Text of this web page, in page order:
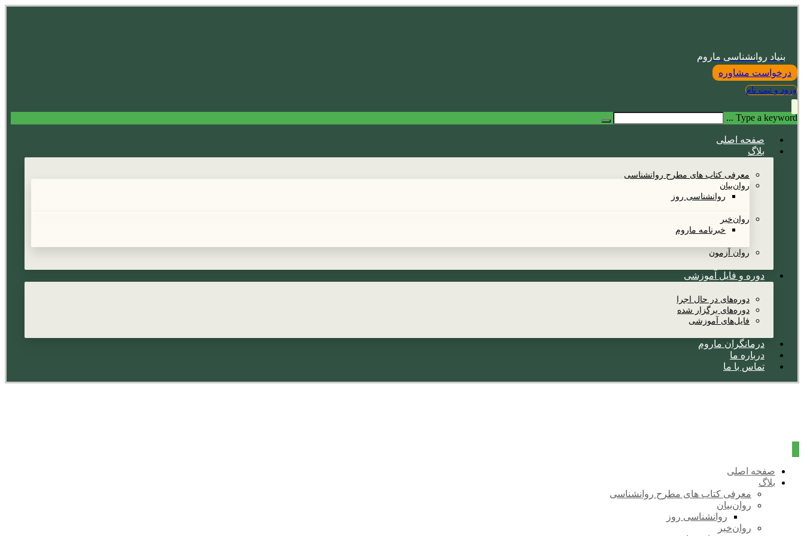
بنیاد روانشناسی ماروم
درخواست مشاوره
ورود و ثبت نام
Type a keyword ...
صفحه اصلی
بلاگ
معرفی کتاب های مطرح روانشناسی
روان‌بیان
روانشناسی روز
روان‌خبر
خبرنامه ماروم
روان آزمون
دوره و فایل آموزشی
دوره‌های در حال اجرا
دوره‌های برگزار شده
فایل‌های آموزشی
درمانگران ماروم
درباره ما
تماس با ما
صفحه اصلی
بلاگ
معرفی کتاب های مطرح روانشناسی
روان‌بیان
روانشناسی روز
روان‌خبر